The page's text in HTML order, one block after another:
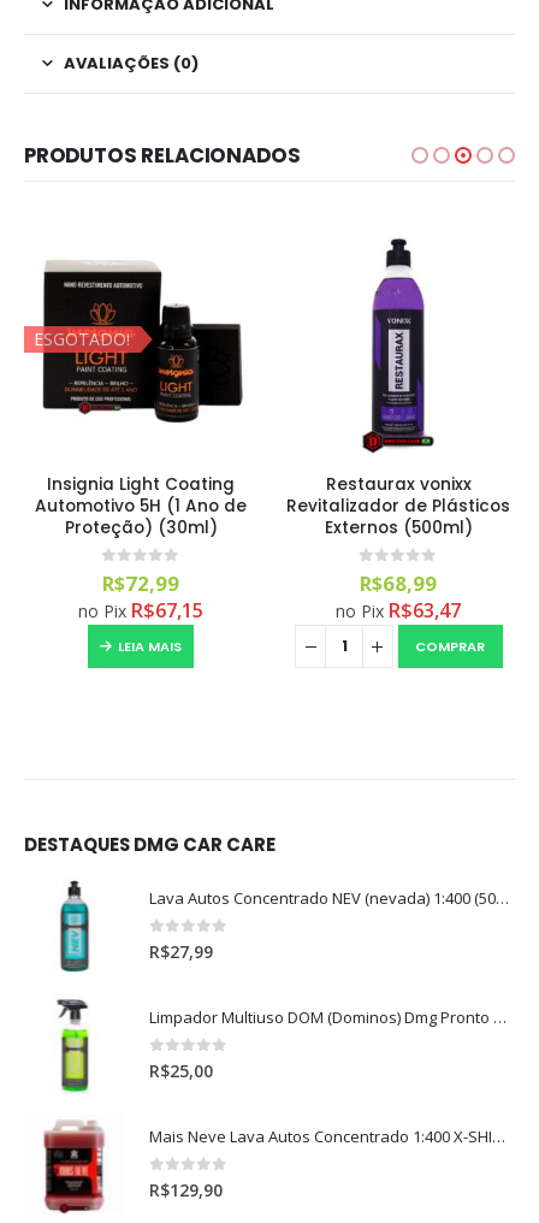
INFORMAÇÃO ADICIONAL
AVALIAÇÕES (0)
PRODUTOS RELACIONADOS
ESGOTADO!
Insignia Light Coating
Automotivo 5H (1 Ano de
Proteção) (30ml)
0 out of 5
R$72,99
no Pix R$67,15
LEIA MAIS
Restaurax vonixx
Revitalizador de Plásticos
Externos (500ml)
0 out of 5
R$68,99
no Pix R$63,47
COMPRAR
DESTAQUES DMG CAR CARE
Lava Autos Concentrado NEV (nevada) 1:400 (500ml)
0out of 5
R$27,99
Limpador Multiuso DOM (Dominos) Dmg Pronto P/Uso (500ml)
0 out of 5
R$25,00
Mais Neve Lava Autos Concentrado 1:400 X-SHINE 5Litros
0 out of 5
R$129,90